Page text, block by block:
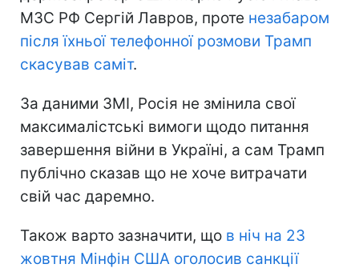
МЗС РФ Сергій Лавров, проте незабаром
після їхньої телефонної розмови Трамп
скасував саміт.
За даними ЗМІ, Росія не змінила свої
максималістські вимоги щодо питання
завершення війни в Україні, а сам Трамп
публічно сказав що не хоче витрачати
свій час даремно.
Також варто зазначити, що в ніч на 23
жовтня Мінфін США оголосив санкції